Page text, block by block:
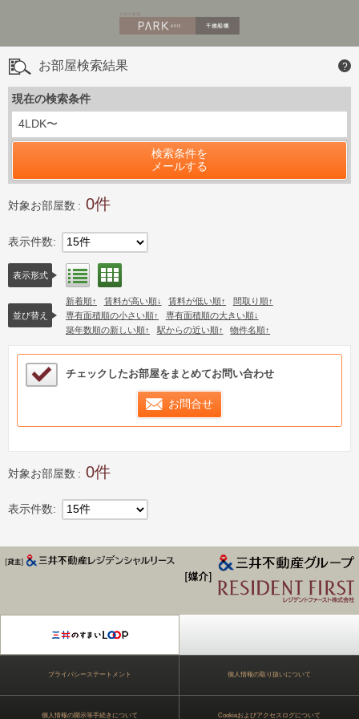
お部屋検索結果 ?
現在の検索条件
4LDK〜
検索条件を
メールする
対象お部屋数 0
表示件数 15件
表示形式 リスト表示
並び替え
新着順 賃料が高い順 賃料が低い順
間取り順
専有面積順の小さい順
専有面積順の大きい順
築年数順の新しい順
駅からの近い順 物件名順
検討中リストサンプル
チェックしたお部屋をまとめてお問い合わせ
お問合せ
対象お部屋数 0
表示件数 15件
レジデンス Park Axis
プライバシーステートメント 個人情報の取り扱いについて
個人情報の開示等手続きについて Cookieおよびアクセスログについて